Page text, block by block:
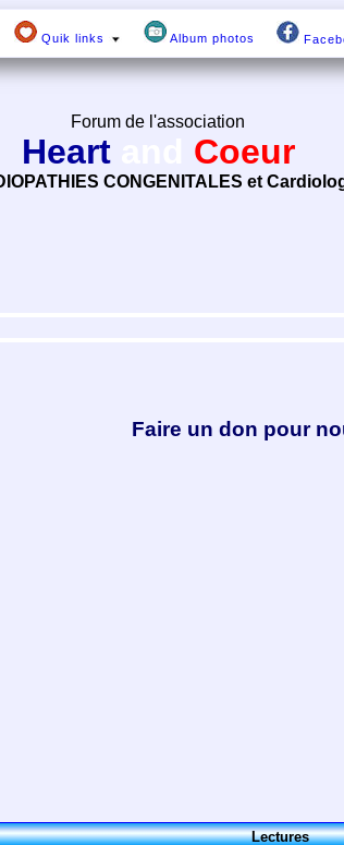
Quik links Album photos
Forum de l'association
Heart Coeur
CONGENITALES et
Faire un don pour
Lectures